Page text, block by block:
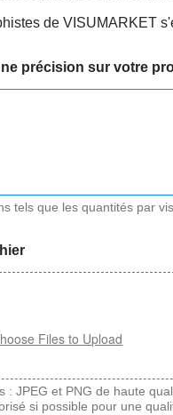
de VISUMARKET
précision sur votre
tels que les quantités par
Files to Upload
: JPEG et PNG de haute
si possible pour une